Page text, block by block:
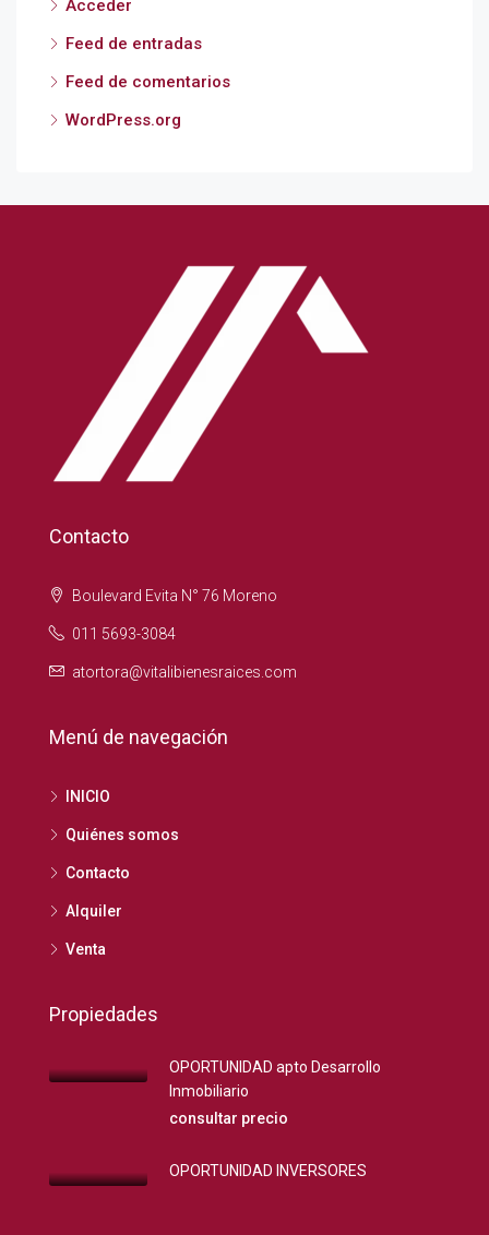
Acceder
Feed de entradas
Feed de comentarios
WordPress.org
Contacto
Boulevard Evita N° 76 Moreno
011 5693-3084
atortora@vitalibienesraices.com
Menú de navegación
INICIO
Quiénes somos
Contacto
Alquiler
Venta
Propiedades
OPORTUNIDAD apto Desarrollo
Inmobiliario
consultar precio
OPORTUNIDAD INVERSORES